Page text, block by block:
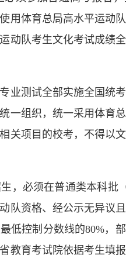
用体育总局高水平运动队
动队考生文化考试成绩
测试全部实施全国统考
一组织，统一采用体育
关项目的校考，不得以
必须在普通类本科批
队资格、经公示无异议
低控制分数线的80%，
教育考试院依据考生填